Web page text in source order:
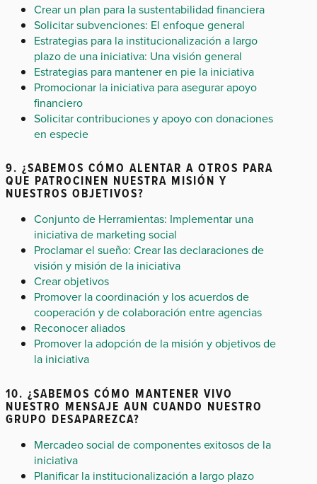
Crear un plan para la sustentabilidad financiera
Solicitar subvenciones: El enfoque general
Estrategias para la institucionalización a largo
plazo de una iniciativa: Una visión general
Estrategias para mantener en pie la iniciativa
Promocionar la iniciativa para asegurar apoyo
financiero
Solicitar contribuciones y apoyo con donaciones
en especie
9. ¿SABEMOS CÓMO ALENTAR A OTROS PARA
QUE PATROCINEN NUESTRA MISIÓN Y
NUESTROS OBJETIVOS?
Conjunto de Herramientas: Implementar una
iniciativa de marketing social
Proclamar el sueño: Crear las declaraciones de
visión y misión de la iniciativa
Crear objetivos
Promover la coordinación y los acuerdos de
cooperación y de colaboración entre agencias
Reconocer aliados
Promover la adopción de la misión y objetivos de
la iniciativa
10. ¿SABEMOS CÓMO MANTENER VIVO
NUESTRO MENSAJE AUN CUANDO NUESTRO
GRUPO DESAPAREZCA?
Mercadeo social de componentes exitosos de la
iniciativa
Planificar la institucionalización a largo plazo